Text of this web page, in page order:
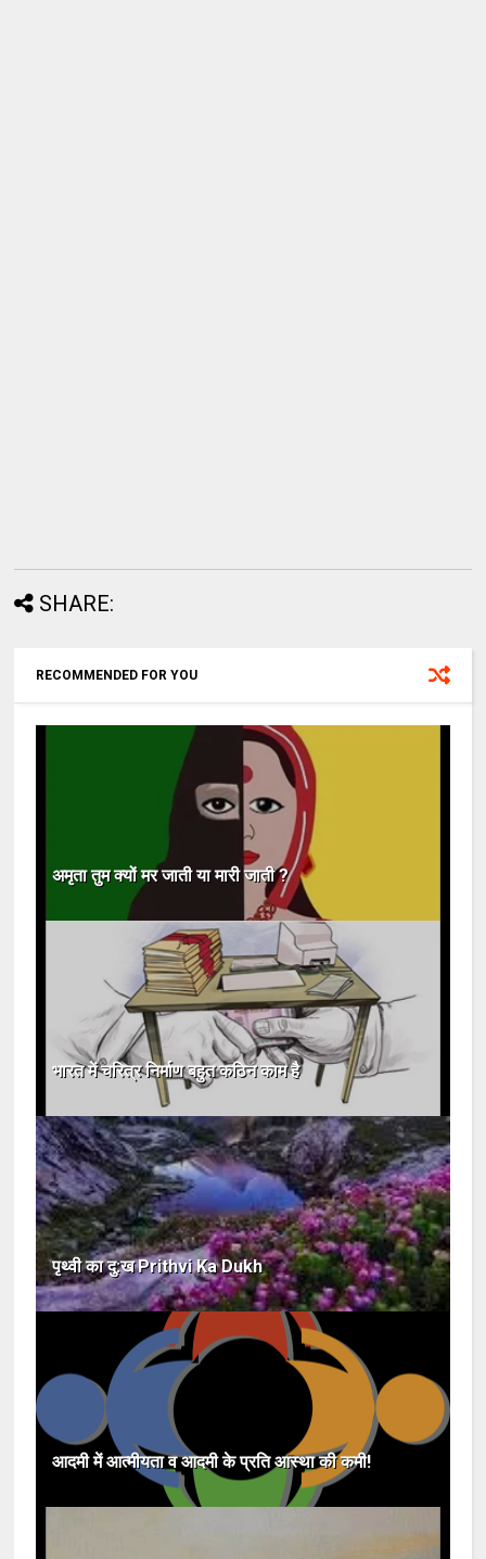
SHARE:
RECOMMENDED FOR YOU
अमृता तुम क्यों मर जाती या मारी जाती ?
भारत में चरित्र निर्माण बहुत कठिन काम है
पृथ्वी का दु:ख Prithvi Ka Dukh
आदमी में आत्मीयता व आदमी के प्रति आस्था की कमी!